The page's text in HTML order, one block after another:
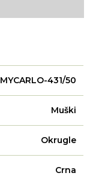
MYCARLO-431/50
Muški
Okrugle
Crna